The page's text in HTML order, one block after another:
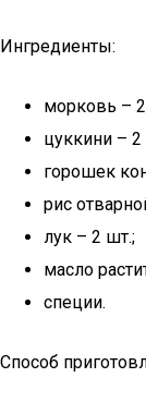
Ингредиенты:
морковь –
цуккини – 2
горошек
рис
лук – 2 шт.;
масло
специи.
Способ